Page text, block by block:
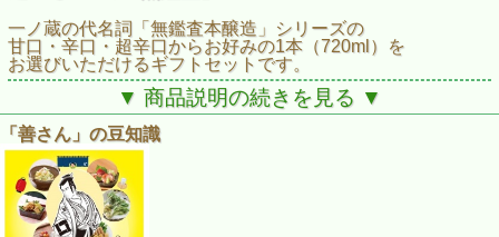
一ノ蔵の代名詞「無鑑査本醸造」シリーズの
甘口・辛口・超辛口からお好みの1本（720ml）を
お選びいただけるギフトセットです。
「スマイルお猪口 2個」と「一ノ蔵前掛け」を
セットにした、贈り物にぴったりの一品です。
▼ 商品説明の続きを見る ▼
「善さん」の豆知識